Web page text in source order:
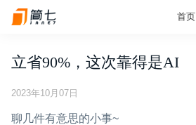
首页
立省90%，这次靠得是AI
2023年10月07日
聊几件有意思的小事~